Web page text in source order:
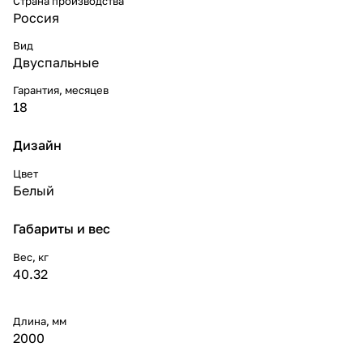
Россия
Вид
Двуспальные
Гарантия, месяцев
18
Дизайн
Цвет
Белый
Габариты и вес
Вес, кг
40.32
Длина, мм
2000